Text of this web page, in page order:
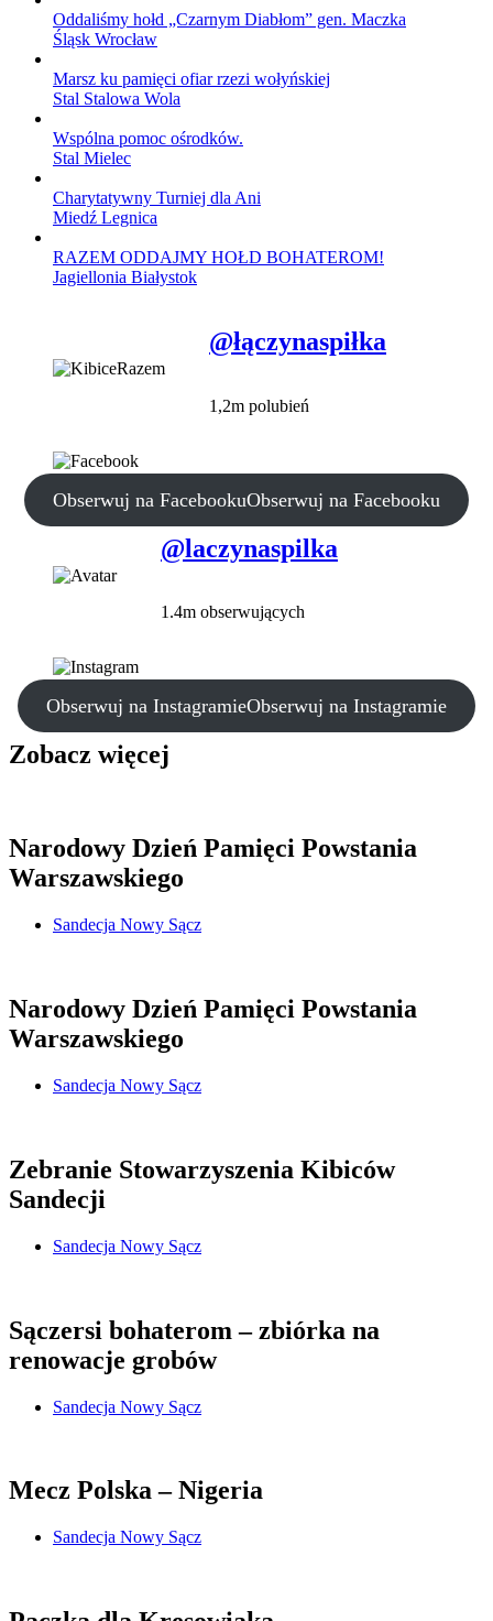
Oddaliśmy hołd „Czarnym Diabłom” gen. Maczka
Śląsk Wrocław
Marsz ku pamięci ofiar rzezi wołyńskiej
Stal Stalowa Wola
Wspólna pomoc ośrodków.
Stal Mielec
Charytatywny Turniej dla Ani
Miedź Legnica
RAZEM ODDAJMY HOŁD BOHATEROM!
Jagiellonia Białystok
@łączynaspiłka
1,2m polubień
Obserwuj na FacebookuObserwuj na Facebooku
@laczynaspilka
1.4m obserwujących
Obserwuj na InstagramieObserwuj na Instagramie
Zobacz więcej
Narodowy Dzień Pamięci Powstania
Warszawskiego
Sandecja Nowy Sącz
Narodowy Dzień Pamięci Powstania
Warszawskiego
Sandecja Nowy Sącz
Zebranie Stowarzyszenia Kibiców
Sandecji
Sandecja Nowy Sącz
Sączersi bohaterom – zbiórka na
renowacje grobów
Sandecja Nowy Sącz
Mecz Polska – Nigeria
Sandecja Nowy Sącz